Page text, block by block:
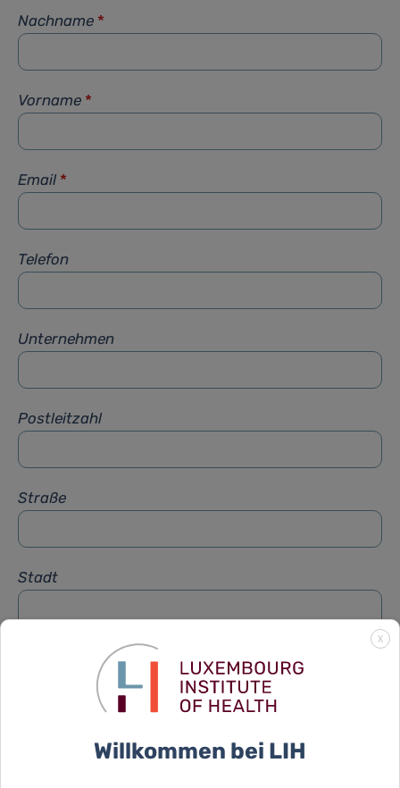
Nachname *
Vorname *
Email *
Telefon
Unternehmen
Postleitzahl
Straße
Stadt
X
Willkommen bei LIH